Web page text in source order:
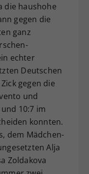
die haushohe
gegen die
ganz
echter
Deutschen
gegen die
und
10:7 im
konnten.
dem Mädchen-
Alja
Zoldakova